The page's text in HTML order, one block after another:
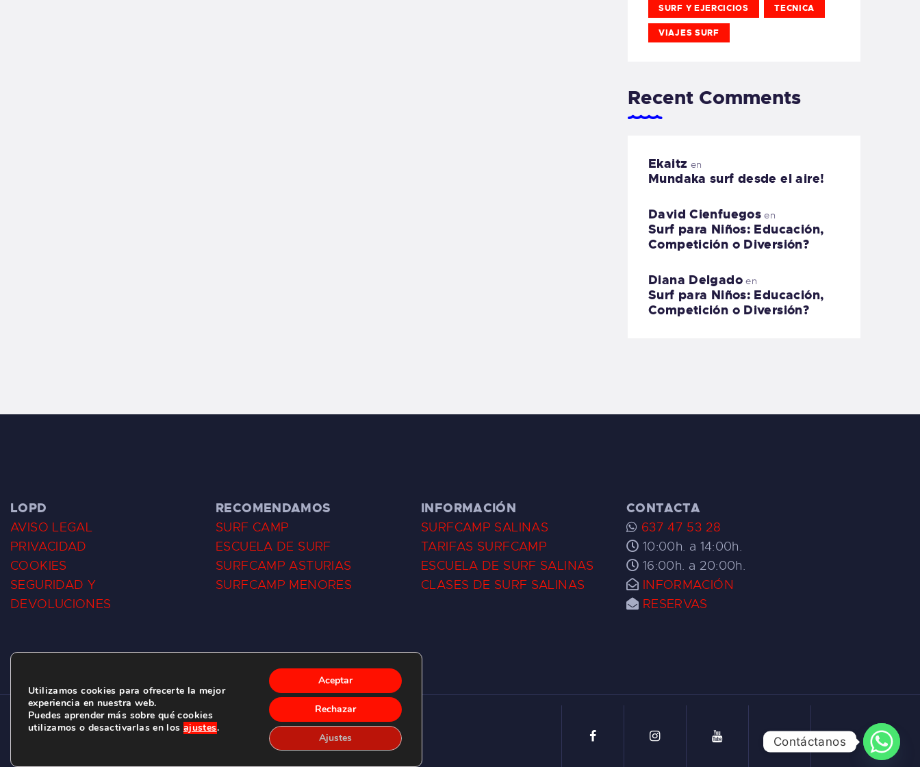
SURF Y EJERCICIOS TECNICA
VIAJES SURF
Recent Comments
Ekaitz en
Mundaka surf desde el aire!
David Cienfuegos en
Surf para Niños: Educación,
Competición o Diversión?
Diana Delgadoen
Surf para Niños: Educación,
Competición o Diversión?
LOPD
AVISO LEGAL
PRIVACIDAD
COOKIES
SEGURIDAD Y
DEVOLUCIONES
RECOMENDAMOS
SURF CAMP
ESCUELA DE SURF
SURFCAMP ASTURIAS
SURFCAMP MENORES
INFORMACIÓN
SURFCAMP SALINAS
TARIFAS SURFCAMP
ESCUELA DE SURF SALINAS
CLASES DE SURF SALINAS
CONTACTA
637 47 53 28
10:00h. a 14:00h.
16:00h. a 20:00h.
INFORMACIÓN
RESERVAS
CLUB DE SURF LAS DUNAS ©2026.
C/ BERNARDO ÁLVAREZ GALAN 1, SALINAS (ASTURIAS)
Utilizamos cookies para ofrecerte la mejor
experiencia en nuestra web.
Puedes aprender más sobre qué cookies
utilizamos o desactivarlas en los ajustes.
Aceptar
Rechazar
Ajustes Contáctanos